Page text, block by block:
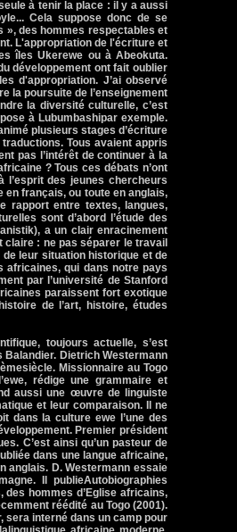
à tenir la place : il y a aussi
Cela suppose donc de se
», des hommes respectables et
L'appropriation de l'écriture et
îles Ukerewe ou à Abeokuta.
développement ont fait oublier
d'appropriation. J’ai observé
la poursuite de l’enseignement
la diversité culturelle, c’est
à Lubumbashipar exemple.
plusieurs stages d’écriture
Tous avaient appris
pas l’intérêt de continuer à la
? Tous ces débats n’ont
des jeunes chercheurs
en français, ou toute en anglais,
rapport entre textes, langues,
sont d’abord l’étude des
a un clair enracinement
claire : ne pas séparer le travail
de leur situation historique et de
africaines, qui dans notre pays
par l’université de Stanford
paraissent fort exotique
de l’art, histoire, études
toujours actuelle, s’est
Dietrich Westermann
Missionnaire au Togo
rédige une grammaire et
aussi une œuvre de linguiste
et leur comparaison. Il ne
dans la culture ewe l’une des
Premier président
C’est ainsi qu’un pasteur de
dans une langue africaine,
anglais. D. Westermann essaie
Il publieAutobiographies
hommes d’Eglise africains,
réédité au Togo (2001).
sera interné dans un camp pour